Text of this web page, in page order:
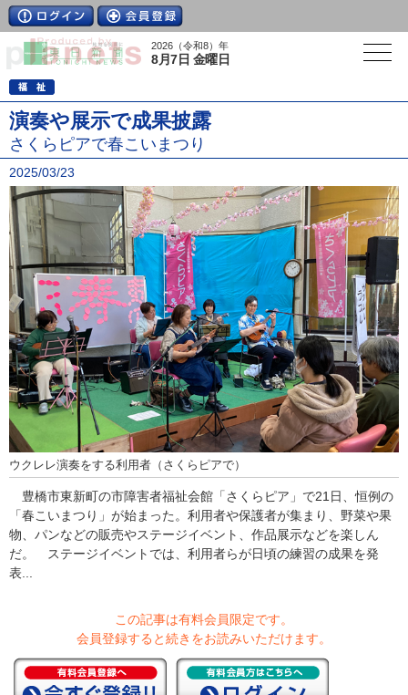
2026（令和8）年
8月7日 金曜日
演奏や展示で成果披露
さくらピアで春こいまつり
2025/03/23
ウクレレ演奏をする利用者（さくらピアで）
豊橋市東新町の市障害者福祉会館「さくらピア」で21日、恒例の
「春こいまつり」が始まった。利用者や保護者が集まり、野菜や果
物、パンなどの販売やステージイベント、作品展示などを楽しん
だ。 ステージイベントでは、利用者らが日頃の練習の成果を発
表...
この記事は有料会員限定です。
会員登録すると続きをお読みいただけます。